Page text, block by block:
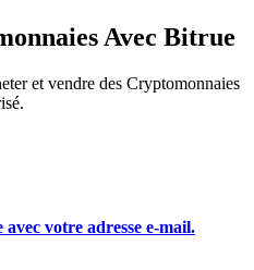
compris des informations
Avec Bitrue
et vendre des Cryptomonnaies
votre adresse e-mail.